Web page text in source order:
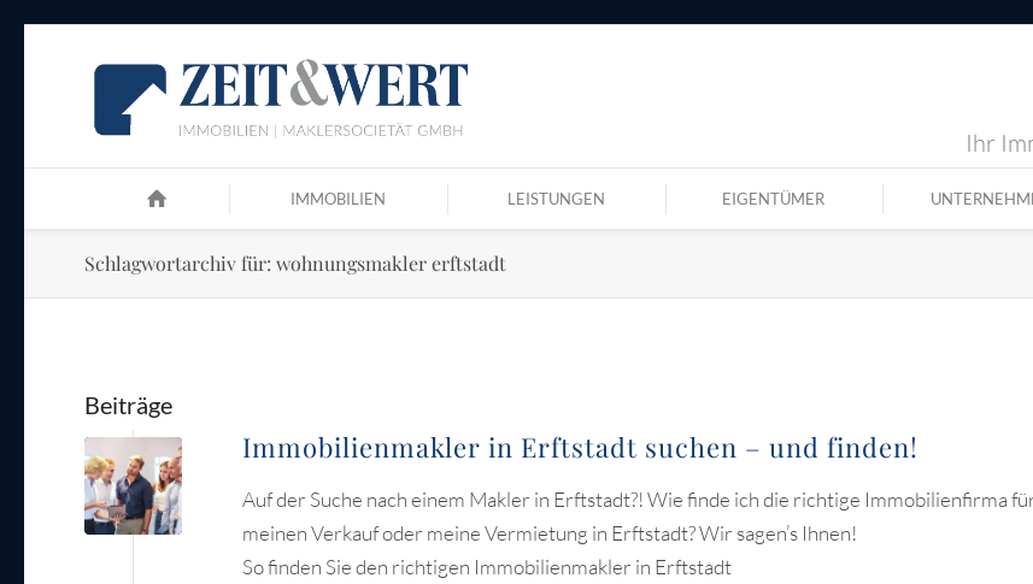
Ihr
IMMOBILIEN LEISTUNGEN EIGENTÜMER
Schlagwortarchiv für: wohnungsmakler erftstadt
Beiträge
Immobilienmakler in Erftstadt suchen – und finden!
Auf der Suche nach einem Makler in Erftstadt?! Wie finde ich die richtige Immobilienfirma
meinen Verkauf oder meine Vermietung in Erftstadt? Wir sagen’s Ihnen!
So finden Sie den richtigen Immobilienmakler in Erftstadt